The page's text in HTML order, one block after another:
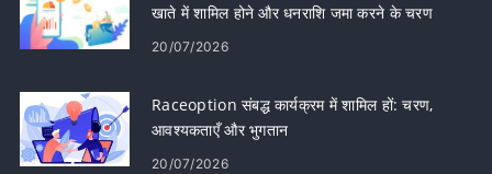
खाते में शामिल होने और धनराशि जमा करने के चरण
20/07/2026
Raceoption संबद्ध कार्यक्रम में शामिल हों: चरण,
आवश्यकताएँ और भुगतान
20/07/2026